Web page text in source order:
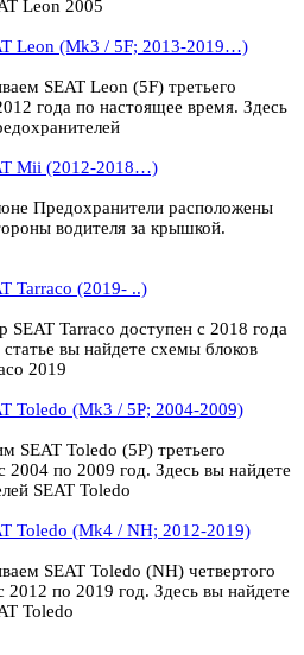
Leon 2005
Leon (Mk3 / 5F; 2013-2019…)
SEAT Leon (5F) третьего
года по настоящее время. Здесь
Mii (2012-2018…)
Предохранители расположены
водителя за крышкой.
Tarraco (2019- ..)
SEAT Tarraco доступен с 2018 года
вы найдете схемы блоков
2019
Toledo (Mk3 / 5P; 2004-2009)
SEAT Toledo (5P) третьего
2004 по 2009 год. Здесь вы найдете
SEAT Toledo
Toledo (Mk4 / NH; 2012-2019)
SEAT Toledo (NH) четвертого
2012 по 2019 год. Здесь вы найдете
Toledo